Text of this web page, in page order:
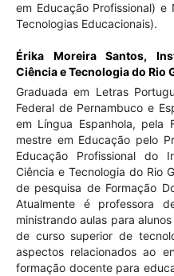
em Educação Profissional)
Tecnologias Educacionais).
Érika Moreira Santos,
Ciência e Tecnologia do Rio
Graduada em Letras
Federal de Pernambuco e
em Língua Espanhola, pela
mestre em Educação pelo
Educação Profissional do
Ciência e Tecnologia do Rio
de pesquisa de Formação
Atualmente é professora
ministrando aulas para
de curso superior de
aspectos relacionados ao
formação docente para